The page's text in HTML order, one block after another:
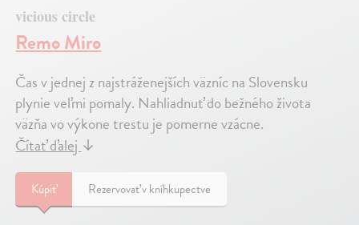
vicious circle
Remo Miro
Čas v jednej z najstráženejších väzníc na Slovensku
plynie veľmi pomaly. Nahliadnuť do bežného života
väzňa vo výkone trestu je pomerne vzácne.
Čítať ďalej ↓
Kúpiť Rezervovať v kníhkupectve